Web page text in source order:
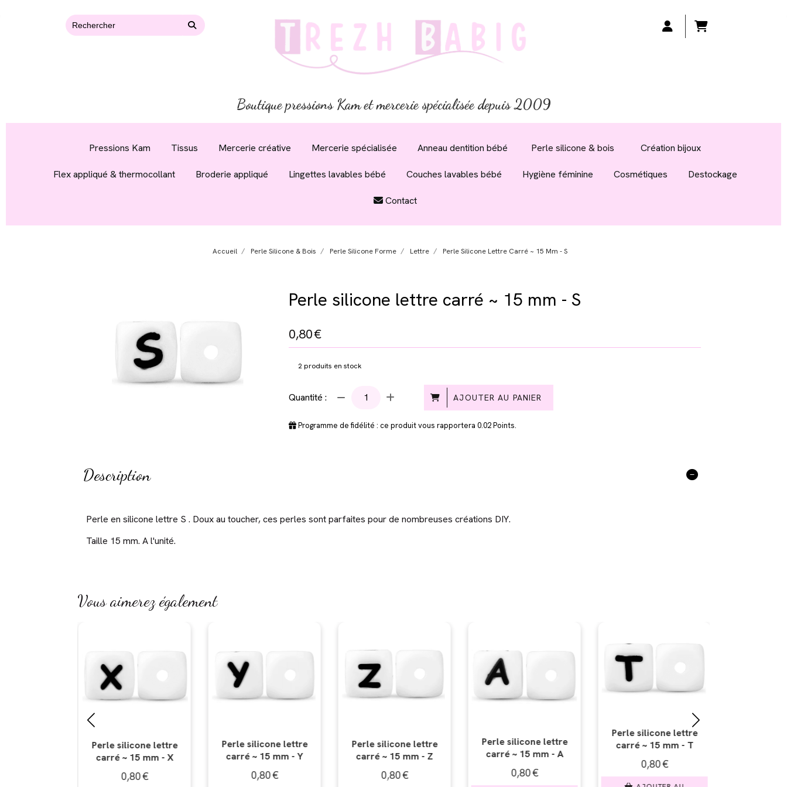
Boutique pressions Kam et mercerie spécialisée depuis 2009
Pressions Kam Tissus Mercerie créative Mercerie spécialisée Anneau dentition bébé Perle silicone & bois Création bijoux
Flex appliqué & thermocollant Broderie appliqué Lingettes lavables bébé Couches lavables bébé Hygiène féminine Cosmétiques Destockage
Contact
Accueil Perle Silicone & Bois Perle Silicone Forme Lettre Perle Silicone Lettre Carré ~ 15 Mm - S
Perle silicone lettre carré ~ 15 mm - S
0,80€
2produits en stock
Quantité : AJOUTER AU PANIER
Programme de fidélité : ce produit vous rapportera0.02Points.
Description
Perle en silicone lettre S . Doux au toucher, ces perles sont parfaites pour de nombreuses créations DIY.
Taille 15 mm. A l'unité.
Vous aimerez également
Perle silicone lettre
carré ~ 15 mm - Y
0,80€
Perle silicone lettre
carré ~ 15 mm - Z
0,80€
Perle silicone lettre
carré ~ 15 mm - A
0,80€
carré ~ 15 mm - T
Perle silicone lettre
0,80